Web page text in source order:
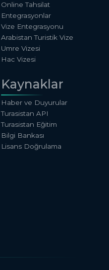
Online Tahsilat
Entegrasyonlar
Vize Entegrasyonu
Arabistan Turistik Vize
Umre Vizesi
Hac Vizesi
Kaynaklar
Haber ve Duyurular
Turasistan API
Turasistan Eğitim
Bilgi Bankası
Lisans Doğrulama